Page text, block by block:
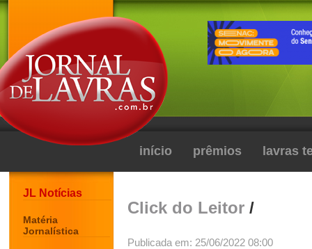
início prêmios lavras
JL Notícias
Matéria
Jornalística
Click do Leitor /
Publicada em: 25/06/2022 08:00